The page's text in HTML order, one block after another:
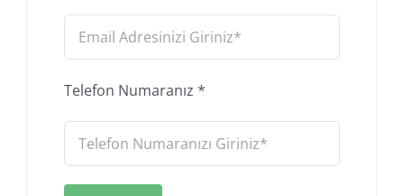
Telefon Numaranız *